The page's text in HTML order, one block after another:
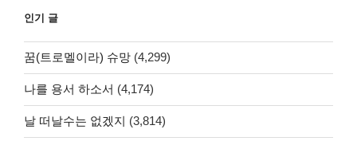
인기 글
꿈(트로멜이라) 슈망 (4,299)
나를 용서 하소서 (4,174)
날 떠날수는 없겠지 (3,814)